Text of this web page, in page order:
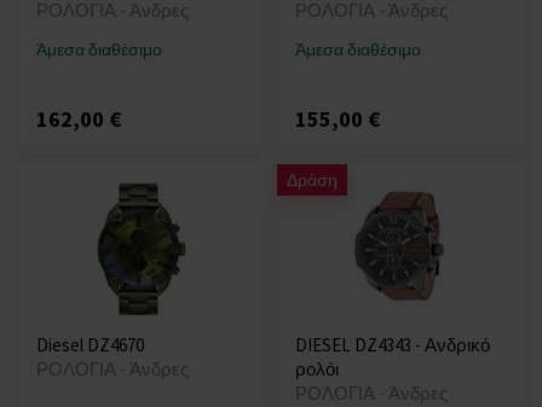
ΡΟΛΟΓΙΑ - Άνδρες
Άμεσα διαθέσιμο
162,00 €
ΡΟΛΟΓΙΑ - Άνδρες
Άμεσα διαθέσιμο
155,00 €
Diesel DZ4670
ΡΟΛΟΓΙΑ - Άνδρες
Δράση
DIESEL DZ4343 - Ανδρικό
ρολόι
ΡΟΛΟΓΙΑ - Άνδρες